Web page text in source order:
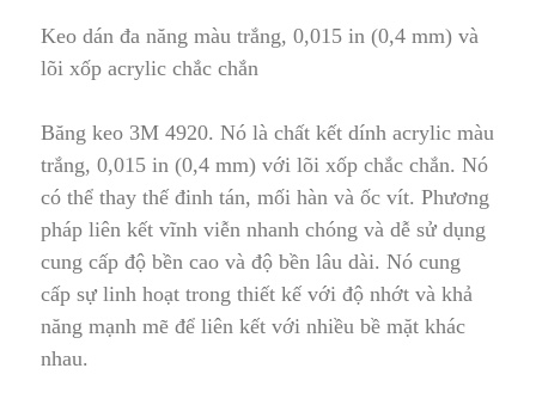
Keo dán đa năng màu trắng, 0,015 in (0,4 mm) và
lõi xốp acrylic chắc chắn
Băng keo 3M 4920. Nó là chất kết dính acrylic màu
trắng, 0,015 in (0,4 mm) với lõi xốp chắc chắn. Nó
có thể thay thế đinh tán, mối hàn và ốc vít. Phương
pháp liên kết vĩnh viễn nhanh chóng và dễ sử dụng
cung cấp độ bền cao và độ bền lâu dài. Nó cung
cấp sự linh hoạt trong thiết kế với độ nhớt và khả
năng mạnh mẽ để liên kết với nhiều bề mặt khác
nhau.